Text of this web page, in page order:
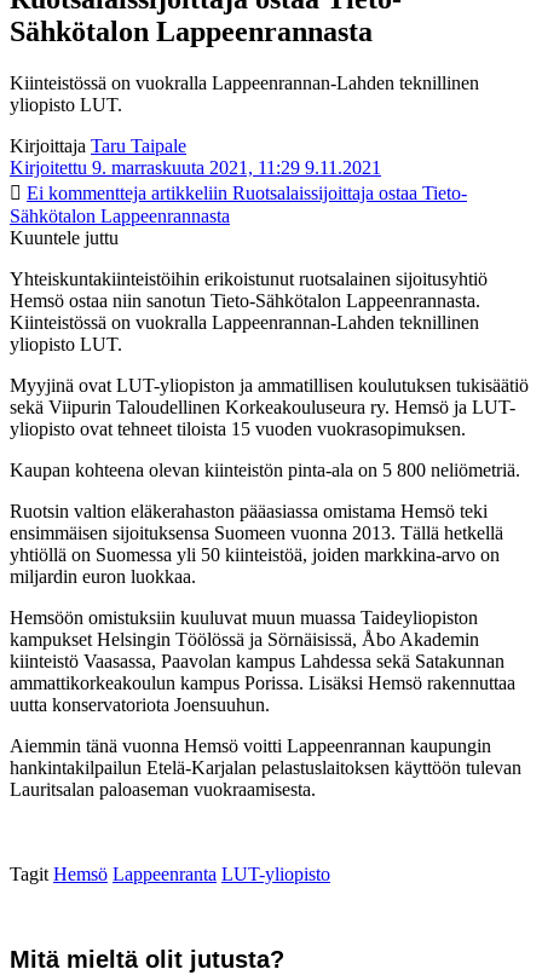
Sähkötalon Lappeenrannasta
Kiinteistössä on vuokralla Lappeenrannan-Lahden teknillinen
yliopisto LUT.
Kirjoittaja Taru Taipale
Kirjoitettu 9. marraskuuta 2021, 11:29 9.11.2021
Ei kommentteja artikkeliin Ruotsalaissijoittaja ostaa Tieto-
Sähkötalon Lappeenrannasta
Kuuntele juttu
Yhteiskuntakiinteistöihin erikoistunut ruotsalainen sijoitusyhtiö
Hemsö ostaa niin sanotun Tieto-Sähkötalon Lappeenrannasta.
Kiinteistössä on vuokralla Lappeenrannan-Lahden teknillinen
yliopisto LUT.
Myyjinä ovat LUT-yliopiston ja ammatillisen koulutuksen tukisäätiö
sekä Viipurin Taloudellinen Korkeakouluseura ry. Hemsö ja LUT-
yliopisto ovat tehneet tiloista 15 vuoden vuokrasopimuksen.
Kaupan kohteena olevan kiinteistön pinta-ala on 5 800 neliömetriä.
Ruotsin valtion eläkerahaston pääasiassa omistama Hemsö teki
ensimmäisen sijoituksensa Suomeen vuonna 2013. Tällä hetkellä
yhtiöllä on Suomessa yli 50 kiinteistöä, joiden markkina-arvo on
miljardin euron luokkaa.
Hemsöön omistuksiin kuuluvat muun muassa Taideyliopiston
kampukset Helsingin Töölössä ja Sörnäisissä, Åbo Akademin
kiinteistö Vaasassa, Paavolan kampus Lahdessa sekä Satakunnan
ammattikorkeakoulun kampus Porissa. Lisäksi Hemsö rakennuttaa
uutta konservatoriota Joensuuhun.
Aiemmin tänä vuonna Hemsö voitti Lappeenrannan kaupungin
hankintakilpailun Etelä-Karjalan pelastuslaitoksen käyttöön tulevan
Lauritsalan paloaseman vuokraamisesta.
Tagit Hemsö Lappeenranta LUT-yliopisto
Mitä mieltä olit jutusta?